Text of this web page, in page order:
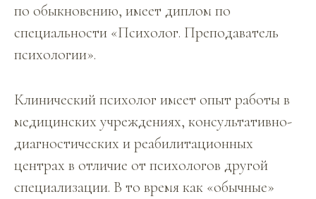
по обыкновению, имеет диплом по
специальности «Психолог. Преподаватель
психологии».
Клинический психолог имеет опыт работы в
медицинских учреждениях, консультативно-
диагностических и реабилитационных
центрах в отличие от психологов другой
специализации. В то время как «обычные»